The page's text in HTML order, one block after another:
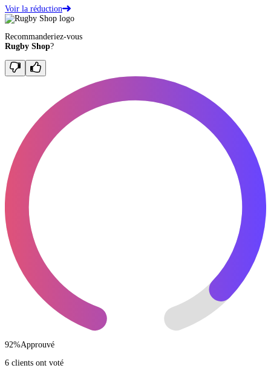
Voir la réduction
Recommanderiez-vous
Rugby Shop?
92%Approuvé
6 clients ont voté